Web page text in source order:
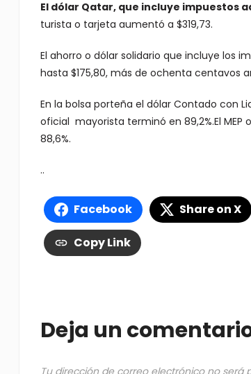
El dólar Qatar, que incluye impuestos
turista o tarjeta aumentó a $319,73.
El ahorro o dólar solidario que incluye los
hasta $175,80, más de ochenta centavos
En la bolsa porteña el dólar Contado con
oficial mayorista terminó en 89,2%.El MEP
88,6%.
..
Facebook Share on X
Copy Link
Deja un
Tu dirección de correo electrónico no será